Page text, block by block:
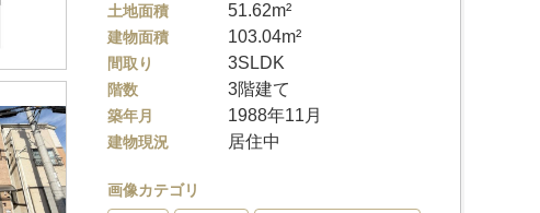
土地面積 51.62m²
建物面積 103.04m²
間取り 3SLDK
階数 3階建て
築年月 1988年11月
建物現況 居住中
画像カテゴリ